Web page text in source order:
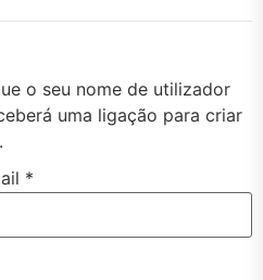
o seu nome de utilizador
uma ligação para criar
*